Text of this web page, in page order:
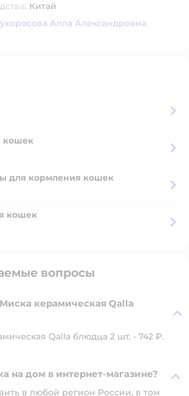
Китай
Алла Александровна
кошек
для кормления кошек
кошек
вопросы
керамическая Qalla
Qalla блюдца 2 шт. - 742 ₽.
на дом в интернет-магазине?
в любой регион России, в том